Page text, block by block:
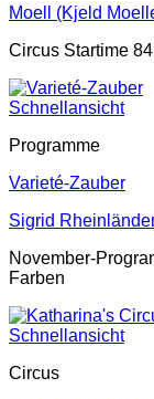
Moell (Kjeld
Circus Startime
Schnellansicht
Programme
Varieté-Zauber
Sigrid
November-
Farben
Schnellansicht
Circus